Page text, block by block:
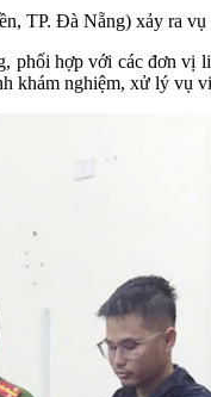
TP. Đà Nẵng) xảy ra
hợp với các đơn
khám nghiệm, xử lý vụ